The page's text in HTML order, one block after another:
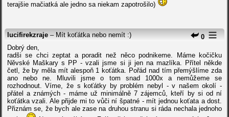
terajšie mačiatká ale jedno sa niekam zapotrošilo)
0
lucifirekzraje– Mít koťátka nebo nemít :)
Dobrý den,
radši se chci zeptat a poradit než něco podnikeme. Máme kočičku
Něvské Maškary s PP - vzali jsme si ji jen na mazlíka. Přítel někde
četl, že by měla mít alespoň 1 koťátka. Pořád nad tím přemýšlíme zda
ano nebo ne. Mluvili jsme o tom snad 1000x a nemůžeme se
rozhodnout. Víme, že s koťátky by problém nebyl - v našem okolí -
přátel a známých - máme už minimálně 7 zájemců, kteří by si od ní
koťátka vzali. Ale přijde mi to vůči ní špatné - mít jednou koťata a dost.
Přiznám se, že bych ale zase na druhou stranu si ráda nechala jednoho